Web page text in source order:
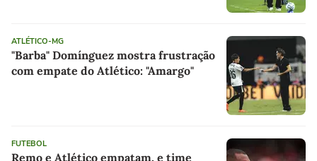
ATLÉTICO-MG
"Barba" Domínguez mostra frustração
com empate do Atlético: "Amargo"
FUTEBOL
Remo e Atlético empatam, e time